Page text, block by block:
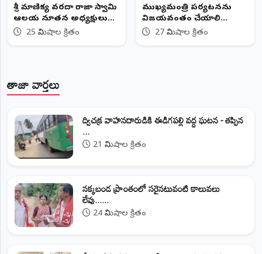
శ్రీ మాణిక్య వరదా రాజా స్వామి
ఆలయ నూతన అధ్యక్షులు
ఎన్నిక25 నిమిషాల క్రితం
ముఖ్యమంత్రి పర్యటనను
విజయవంతం చేయాలి...
27 నిమిషాల క్రితం
తాజా వార్తలు
ద్విచక్ర వాహనదారుడికి ఈడిగపల్లి వద్ద ఘటన - తప్పిన
...
21 నిమిషాల క్రితం
నక్కబండ ప్రాంతంలో సరైనటువంటి కాలువలు
లేవు......
24 నిమిషాల క్రితం